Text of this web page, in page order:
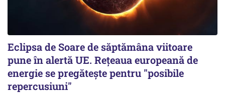
Eclipsa de Soare de săptămâna viitoare
pune în alertă UE. Rețeaua europeană de
energie se pregătește pentru "posibile
repercusiuni"